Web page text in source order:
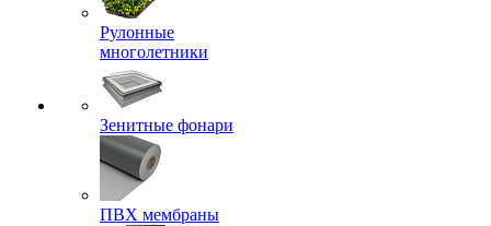
Рулонные
многолетники
Зенитные фонари
ПВХ мембраны